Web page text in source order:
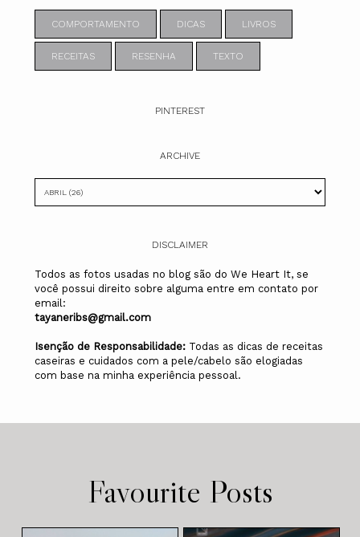
COMPORTAMENTO DICAS LIVROS
RECEITAS RESENHA TEXTO
PINTEREST
ARCHIVE
DISCLAIMER
Todos as fotos usadas no blog são do We Heart It, se
você possui direito sobre alguma entre em contato por
email:
tayaneribs@gmail.com
Isenção de Responsabilidade: Todas as dicas de receitas
caseiras e cuidados com a pele/cabelo são elogiadas
com base na minha experiência pessoal.
Favourite Posts